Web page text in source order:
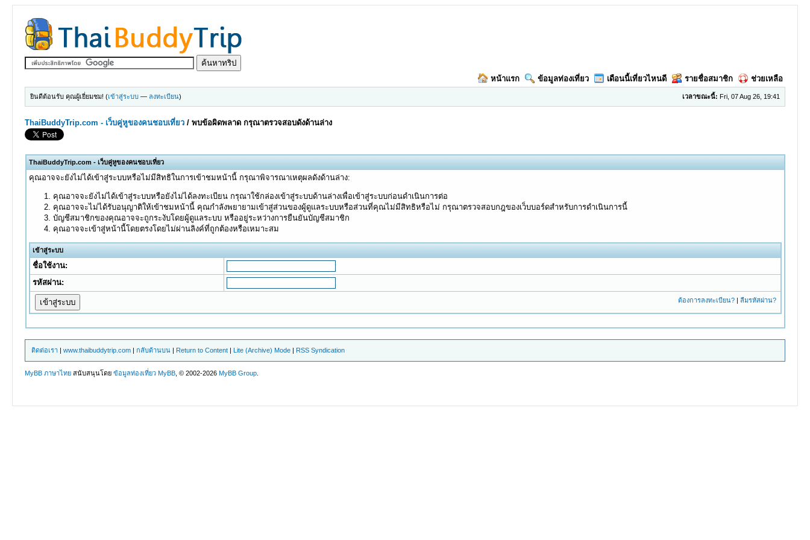
หน้าแรก ข้อมูลท่องเที่ยว เดือนนี้เที่ยวไหนดี รายชื่อสมาชิก ช่วยเหลือ
เวลาขณะนี้: Fri, 07 Aug 26, 19:41
ยินดีต้อนรับ คุณผู้เยี่ยมชม! (เข้าสู่ระบบ — ลงทะเบียน)
ThaiBuddyTrip.com - เว็บคู่หูของคนชอบเที่ยว /พบข้อผิดพลาด กรุณาตรวจสอบดังด้านล่าง
ThaiBuddyTrip.com - เว็บคู่หูของคนชอบเที่ยว
คุณอาจจะยังไม่ได้เข้าสู่ระบบหรือไม่มีสิทธิในการเข้าชมหน้านี้ กรุณาพิจารณาเหตุผลดังด้านล่าง:
คุณอาจจะยังไม่ได้เข้าสู่ระบบหรือยังไม่ได้ลงทะเบียน กรุณาใช้กล่องเข้าสู่ระบบด้านล่างเพื่อเข้าสู่ระบบก่อนดำเนินการต่อ
คุณอาจจะไม่ได้รับอนุญาติให้เข้าชมหน้านี้ คุณกำลังพยายามเข้าสู่ส่วนของผู้ดูแลระบบหรือส่วนที่คุณไม่มีสิทธิหรือไม่ กรุณาตรวจสอบกฎของเว็บบอร์ดสำหรับการดำเนินการนี้
บัญชีสมาชิกของคุณอาจจะถูกระงับโดยผู้ดูแลระบบ หรืออยู่ระหว่างการยืนยันบัญชีสมาชิก
คุณอาจจะเข้าสู่หน้านี้โดยตรงโดยไม่ผ่านลิงค์ที่ถูกต้องหรือเหมาะสม
เข้าสู่ระบบ
ชื่อใช้งาน:
รหัสผ่าน:
ต้องการลงทะเบียน?| ลืมรหัสผ่าน?
ติดต่อเรา |www.thaibuddytrip.com |กลับด้านบน | Return to Content | Lite (Archive) Mode | RSS Syndication
MyBB ภาษาไทย สนับสนุนโดยข้อมูลท่องเที่ยว MyBB , © 2002-2026MyBB Group